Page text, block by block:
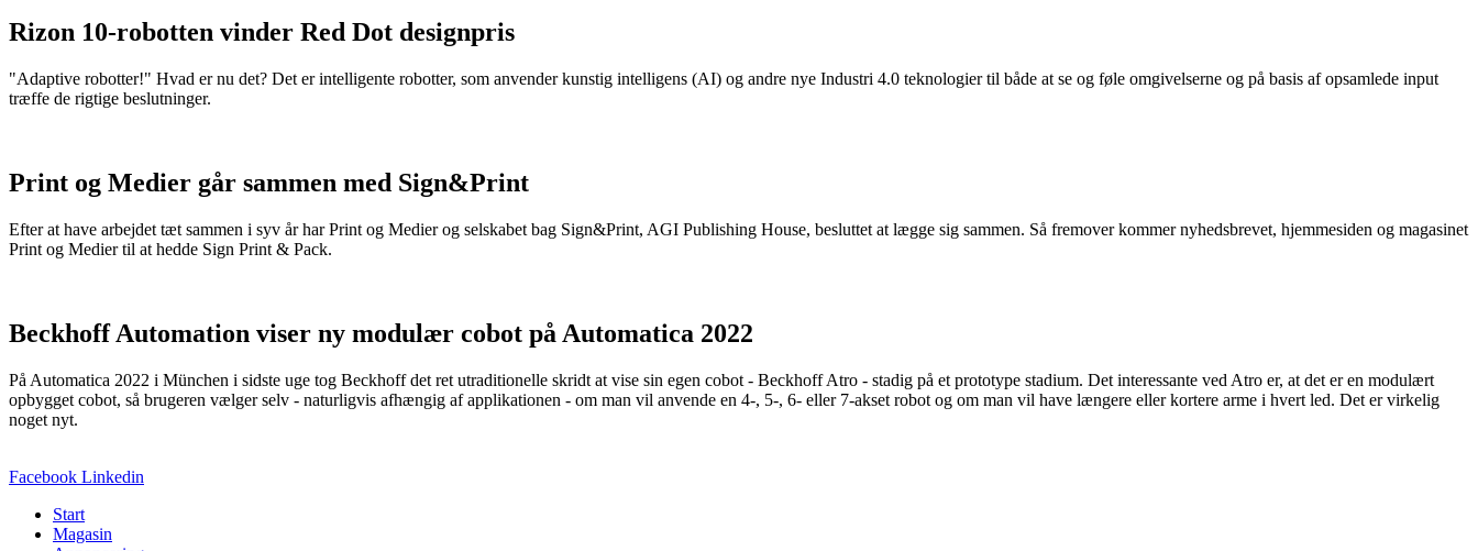
Rizon 10-robotten vinder Red Dot designpris
"Adaptive robotter!" Hvad er nu det? Det er intelligente robotter, som anvender kunstig intelligens (AI) og andre nye Industri 4.0 teknologier til både at se og føle omgivelserne og på basis af opsamlede input
træffe de rigtige beslutninger.
Print og Medier går sammen med Sign&Print
Efter at have arbejdet tæt sammen i syv år har Print og Medier og selskabet bag Sign&Print, AGI Publishing House, besluttet at lægge sig sammen. Så fremover kommer nyhedsbrevet, hjemmesiden og magasinet
Print og Medier til at hedde Sign Print & Pack.
Beckhoff Automation viser ny modulær cobot på Automatica 2022
På Automatica 2022 i München i sidste uge tog Beckhoff det ret utraditionelle skridt at vise sin egen cobot - Beckhoff Atro - stadig på et prototype stadium. Det interessante ved Atro er, at det er en modulært
opbygget cobot, så brugeren vælger selv - naturligvis afhængig af applikationen - om man vil anvende en 4-, 5-, 6- eller 7-akset robot og om man vil have længere eller kortere arme i hvert led. Det er virkelig
noget nyt.
Facebook Linkedin
Start
Magasin